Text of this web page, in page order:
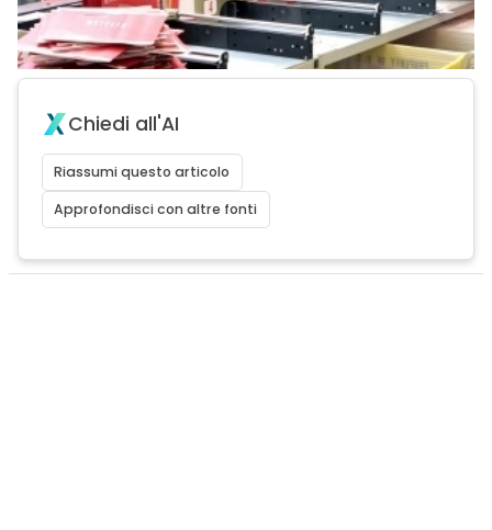
Chiedi all'AI
Riassumi questo articolo
Approfondisci con altre fonti